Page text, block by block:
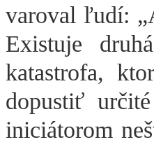
varoval ľudí:
Existuje
katastrofa,
dopustiť
iniciátorom